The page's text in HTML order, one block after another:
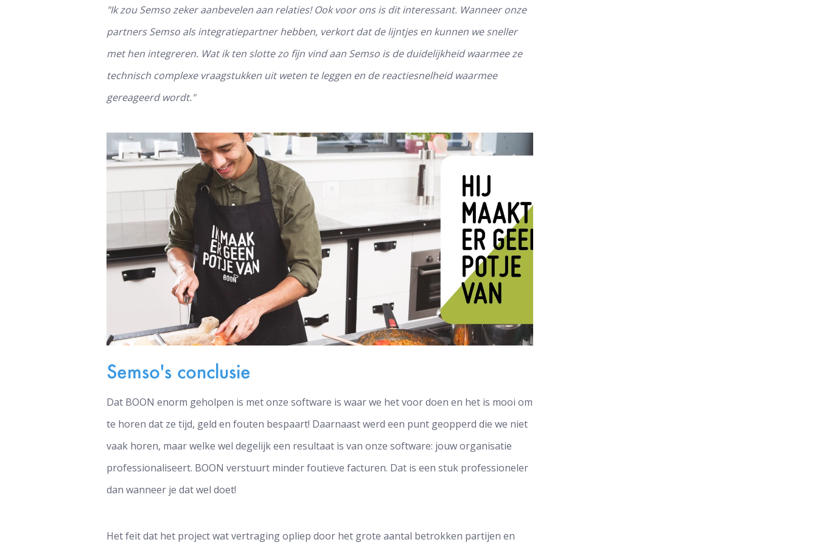
"Ik zou Semso zeker aanbevelen aan relaties! Ook voor ons is dit interessant. Wanneer onze
partners Semso als integratiepartner hebben, verkort dat de lijntjes en kunnen we sneller
met hen integreren. Wat ik ten slotte zo fijn vind aan Semso is de duidelijkheid waarmee ze
technisch complexe vraagstukken uit weten te leggen en de reactiesnelheid waarmee
gereageerd wordt."
Semso's conclusie
Dat BOON enorm geholpen is met onze software is waar we het voor doen en het is mooi om
te horen dat ze tijd, geld en fouten bespaart! Daarnaast werd een punt geopperd die we niet
vaak horen, maar welke wel degelijk een resultaat is van onze software: jouw organisatie
professionaliseert. BOON verstuurt minder foutieve facturen. Dat is een stuk professioneler
dan wanneer je dat wel doet!
Het feit dat het project wat vertraging opliep door het grote aantal betrokken partijen en